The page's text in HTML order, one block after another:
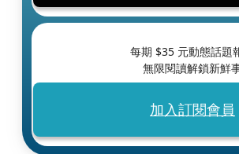
每期 $35 元動態話題
無限閱讀解鎖新鮮
加入訂閱會員